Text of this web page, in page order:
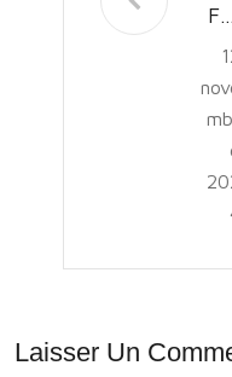
For
Laisser Un